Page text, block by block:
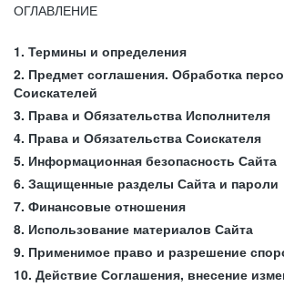
ОГЛАВЛЕНИЕ
1. Термины и определения
2. Предмет соглашения. Обработка
Соискателей
3. Права и Обязательства Исполнителя
4. Права и Обязательства Соискателя
5. Информационная безопасность Сайта
6. Защищенные разделы Сайта и пароли
7. Финансовые отношения
8. Использование материалов Сайта
9. Применимое право и разрешение
10. Действие Соглашения, внесение